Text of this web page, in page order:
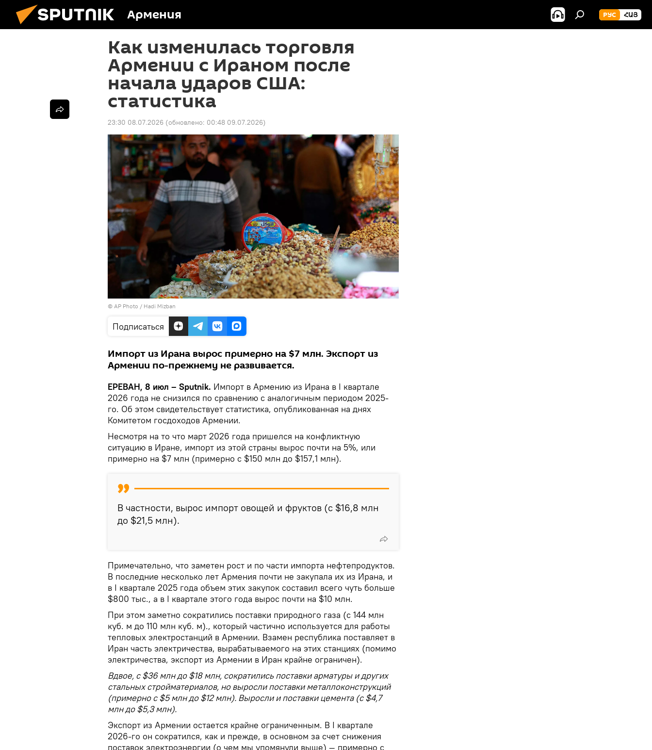
Армения РУС ՀԱՅ
Как изменилась торговля
Армении с Ираном после
начала ударов США:
статистика
23:30 08.07.2026 (обновлено: 00:48 09.07.2026)
© AP Photo / Hadi Mizban
Подписаться
Импорт из Ирана вырос примерно на $7 млн. Экспорт из
Армении по-прежнему не развивается.
ЕРЕВАН, 8 июл – Sputnik. Импорт в Армению из Ирана в I квартале
2026 года не снизился по сравнению с аналогичным периодом 2025-
го. Об этом свидетельствует статистика, опубликованная на днях
Комитетом госдоходов Армении.
Несмотря на то что март 2026 года пришелся на конфликтную
ситуацию в Иране, импорт из этой страны вырос почти на 5%, или
примерно на $7 млн (примерно с $150 млн до $157,1 млн).
В частности, вырос импорт овощей и фруктов (с $16,8 млн
до $21,5 млн).
Примечательно, что заметен рост и по части импорта нефтепродуктов.
В последние несколько лет Армения почти не закупала их из Ирана, и
в I квартале 2025 года объем этих закупок составил всего чуть больше
$800 тыс., а в I квартале этого года вырос почти на $10 млн.
При этом заметно сократились поставки природного газа (с 144 млн
куб. м до 110 млн куб. м)., который частично используется для работы
тепловых электростанций в Армении. Взамен республика поставляет в
Иран часть электричества, вырабатываемого на этих станциях (помимо
электричества, экспорт из Армении в Иран крайне ограничен).
Вдвое, с $36 млн до $18 млн, сократились поставки арматуры и других
стальных стройматериалов, но выросли поставки металлоконструкций
(примерно с $5 млн до $12 млн). Выросли и поставки цемента (с $4,7
млн до $5,3 млн).
Экспорт из Армении остается крайне ограниченным. В I квартале
2026-го он сократился, как и прежде, в основном за счет снижения
поставок электроэнергии (о чем мы упомянули выше) — примерно с